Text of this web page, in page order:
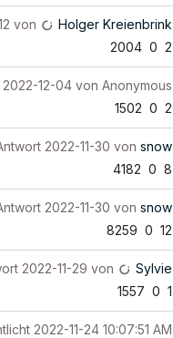
von Holger Kreienbrink
2004 0 2
2022-12-04 von Anonymous
1502 0 2
2022-11-30 von snow
4182 0 8
2022-11-30 von snow
8259 0 12
2022-11-29 von Sylvie
1557 0 1
2022-11-24 10:07:51 AM